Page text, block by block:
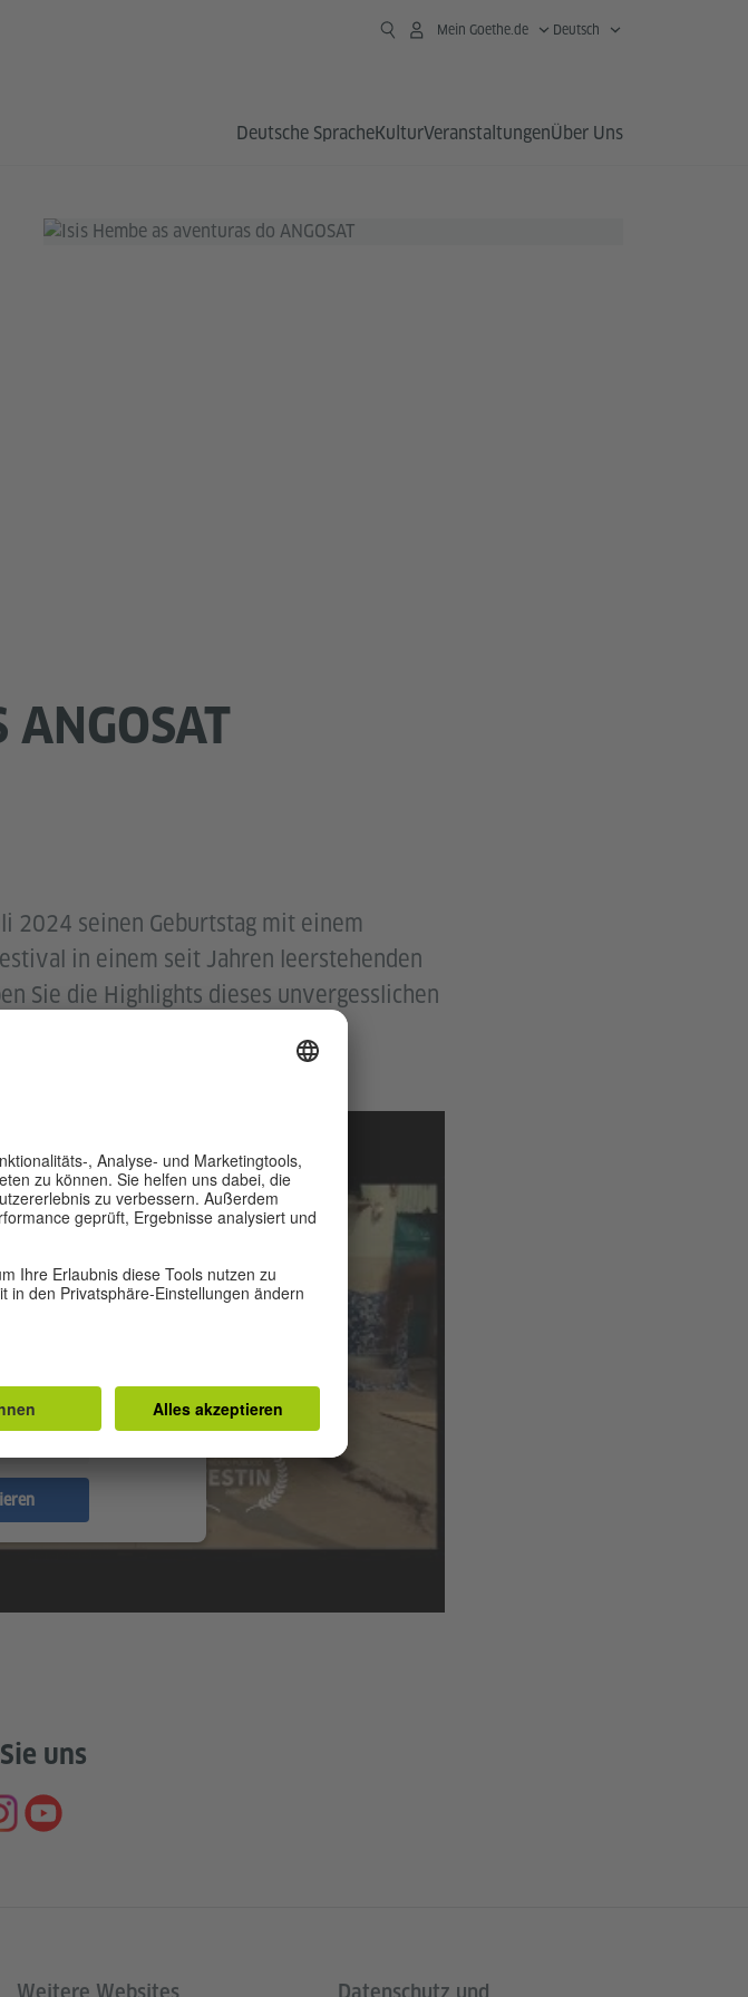
Mein Goethe.de Deutsch
Deutsche SpracheKulturVeranstaltungenÜber Uns
ANGOSAT
2024 seinen Geburtstag mit einem
in einem seit Jahren leerstehenden
Sie die Highlights dieses unvergesslichen
Zustimmung, um
Service zu laden!
Service eines
einzubetten.
die Details durch und
anzusehen.
uns